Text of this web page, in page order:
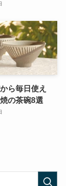
ら毎日使え
の茶碗8選